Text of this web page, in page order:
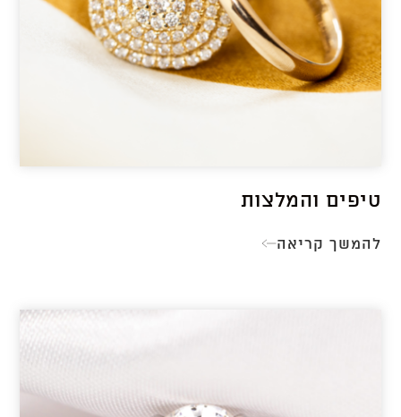
טיפים והמלצות
להמשך קריאה